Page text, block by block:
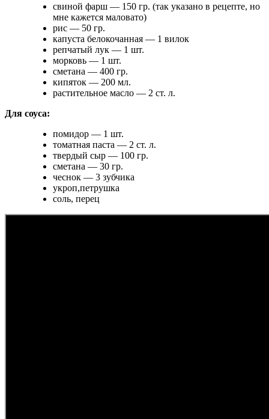
свиной фарш — 150 гр. (так указано в рецепте, но
мне кажется маловато)
рис — 50 гр.
капуста белокочанная — 1 вилок
репчатый лук — 1 шт.
морковь — 1 шт.
сметана — 400 гр.
кипяток — 200 мл.
растительное масло — 2 ст. л.
Для соуса:
помидор — 1 шт.
томатная паста — 2 ст. л.
твердый сыр — 100 гр.
сметана — 30 гр.
чеснок — 3 зубчика
укроп,петрушка
соль, перец